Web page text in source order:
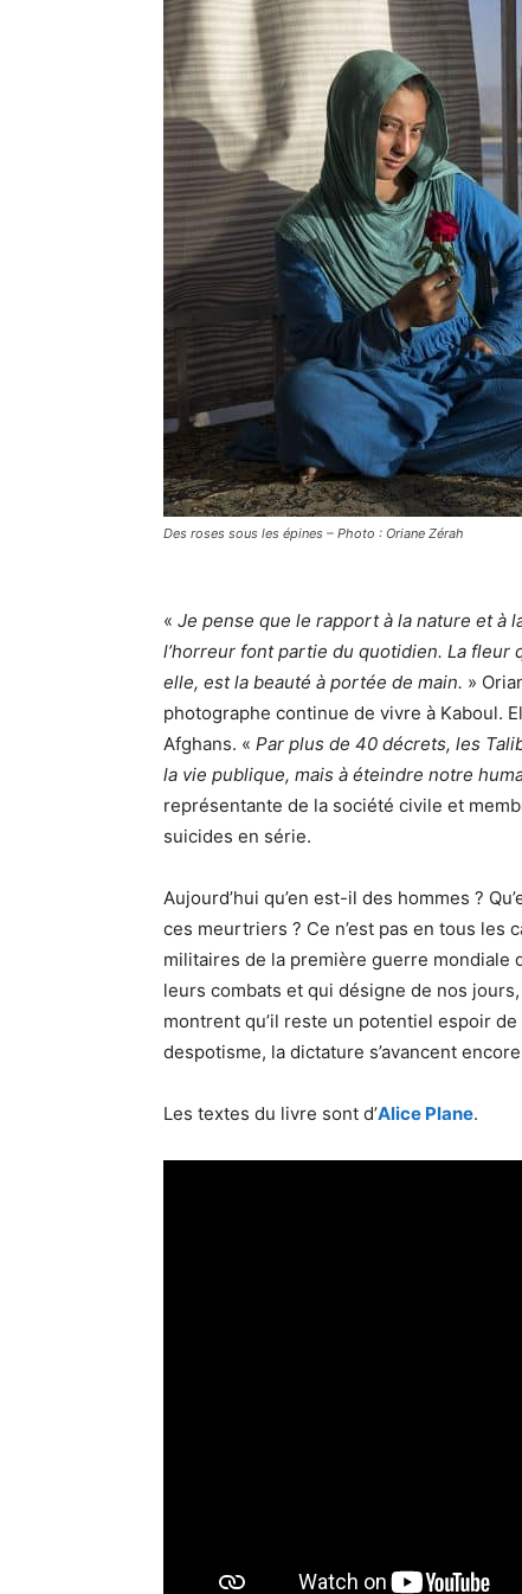
Des roses sous les épines – Photo : Oriane Zérah
« Je pense que le rapport à la nature et à
l’horreur font partie du quotidien. La
elle, est la beauté à portée de main. »
photographe continue de vivre à Kaboul.
Afghans. « Par plus de 40 décrets, les
la vie publique, mais à éteindre notre
représentante de la société civile et
suicides en série.
Aujourd’hui qu’en est-il des hommes ?
ces meurtriers ? Ce n’est pas en tous les
militaires de la première guerre mondiale
leurs combats et qui désigne de nos
montrent qu’il reste un potentiel espoir de
despotisme, la dictature s’avancent
Les textes du livre sont d’Alice Plane.